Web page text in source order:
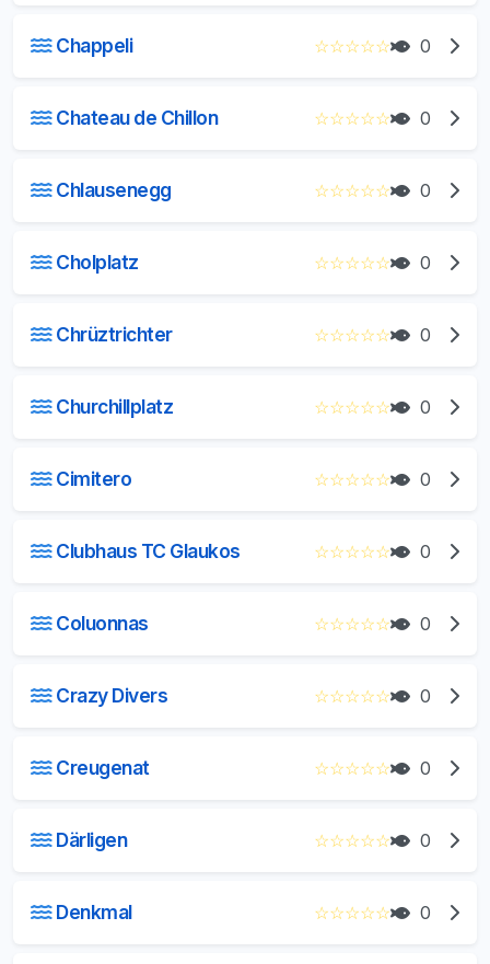
Chappeli ☆☆☆☆☆ 0
Chateau de Chillon ☆☆☆☆☆ 0
Chlausenegg ☆☆☆☆☆ 0
Cholplatz ☆☆☆☆☆ 0
Chrüztrichter ☆☆☆☆☆ 0
Churchillplatz ☆☆☆☆☆ 0
Cimitero ☆☆☆☆☆ 0
Clubhaus TC Glaukos ☆☆☆☆☆ 0
Coluonnas ☆☆☆☆☆ 0
Crazy Divers ☆☆☆☆☆ 0
Creugenat ☆☆☆☆☆ 0
Därligen ☆☆☆☆☆ 0
Denkmal ☆☆☆☆☆ 0